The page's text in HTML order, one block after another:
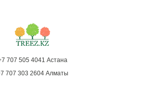
707 505 4041 Астана
707 303 2604 Алматы